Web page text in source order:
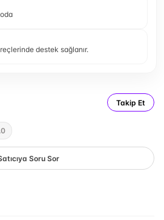
destek sağlanır.
Takip Et
Soru Sor